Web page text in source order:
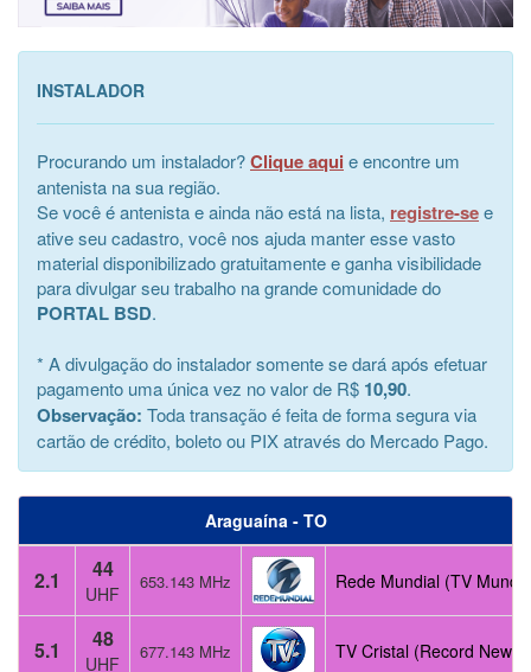
INSTALADOR
Procurando um instalador?Clique aqui e encontre um
antenista na sua região.
Se você é antenista e ainda não está na lista, registre-see
ative seu cadastro, você nos ajuda manter esse vasto
material disponibilizado gratuitamente e ganha visibilidade
para divulgar seu trabalho na grande comunidade do
PORTAL BSD.
* A divulgação do instalador somente se dará após efetuar
pagamento uma única vez no valor de R$ 10,90.
Observação: Toda transação é feita de forma segura via
cartão de crédito, boleto ou PIX através do Mercado Pago.
Araguaína - TO
2.1 44
UHF
653.143 MHz Rede Mundial (TV
5.1 48
UHF
677.143 MHz TV Cristal (Record News)